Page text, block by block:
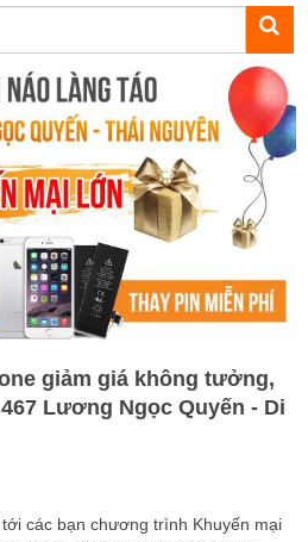
giảm giá không tưởng,
Lương Ngọc Quyến - Di
các bạn chương trình Khuyến mại